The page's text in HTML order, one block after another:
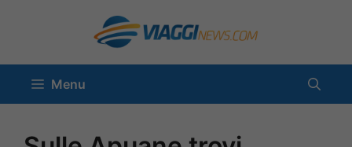
contenuto
Menu